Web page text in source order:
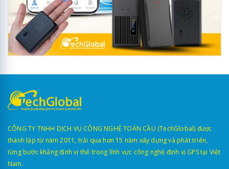
CÔNG TY TNHH DỊCH VỤ CÔNG NGHỆ TOÀN CẦU (TechGlobal) được
thành lập từ năm 2011, trải qua hơn 15 năm xây dựng và phát triển,
từng bước khẳng định vị thế trong lĩnh vực công nghệ định vị GPS tại Việt
Nam.